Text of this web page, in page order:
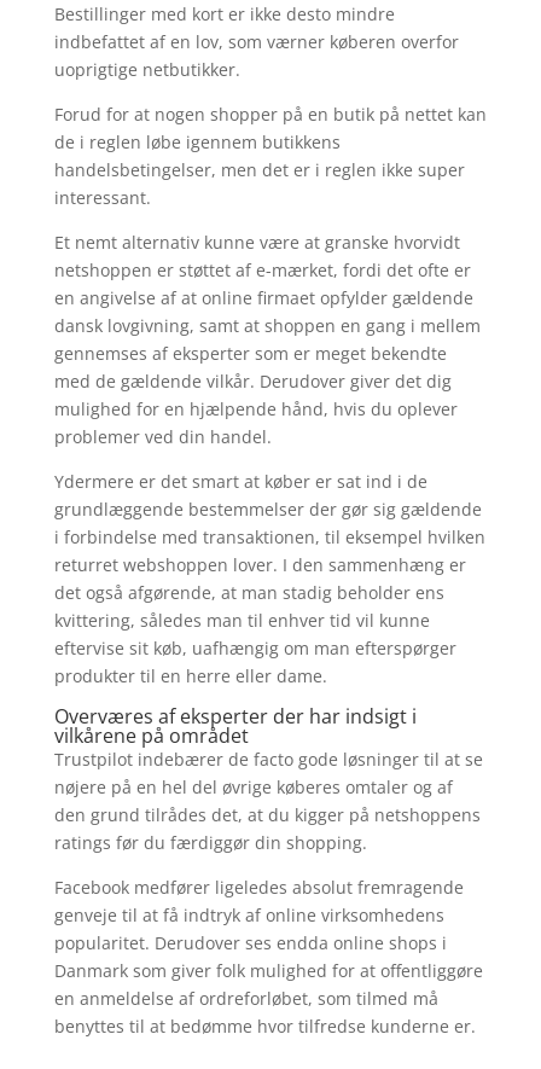
Bestillinger med kort er ikke desto mindre
indbefattet af en lov, som værner køberen overfor
uoprigtige netbutikker.
Forud for at nogen shopper på en butik på nettet kan
de i reglen løbe igennem butikkens
handelsbetingelser, men det er i reglen ikke super
interessant.
Et nemt alternativ kunne være at granske hvorvidt
netshoppen er støttet af e-mærket, fordi det ofte er
en angivelse af at online firmaet opfylder gældende
dansk lovgivning, samt at shoppen en gang i mellem
gennemses af eksperter som er meget bekendte
med de gældende vilkår. Derudover giver det dig
mulighed for en hjælpende hånd, hvis du oplever
problemer ved din handel.
Ydermere er det smart at køber er sat ind i de
grundlæggende bestemmelser der gør sig gældende
i forbindelse med transaktionen, til eksempel hvilken
returret webshoppen lover. I den sammenhæng er
det også afgørende, at man stadig beholder ens
kvittering, således man til enhver tid vil kunne
eftervise sit køb, uafhængig om man efterspørger
produkter til en herre eller dame.
Overværes af eksperter der har indsigt i
vilkårene på området
Trustpilot indebærer de facto gode løsninger til at se
nøjere på en hel del øvrige køberes omtaler og af
den grund tilrådes det, at du kigger på netshoppens
ratings før du færdiggør din shopping.
Facebook medfører ligeledes absolut fremragende
genveje til at få indtryk af online virksomhedens
popularitet. Derudover ses endda online shops i
Danmark som giver folk mulighed for at offentliggøre
en anmeldelse af ordreforløbet, som tilmed må
benyttes til at bedømme hvor tilfredse kunderne er.